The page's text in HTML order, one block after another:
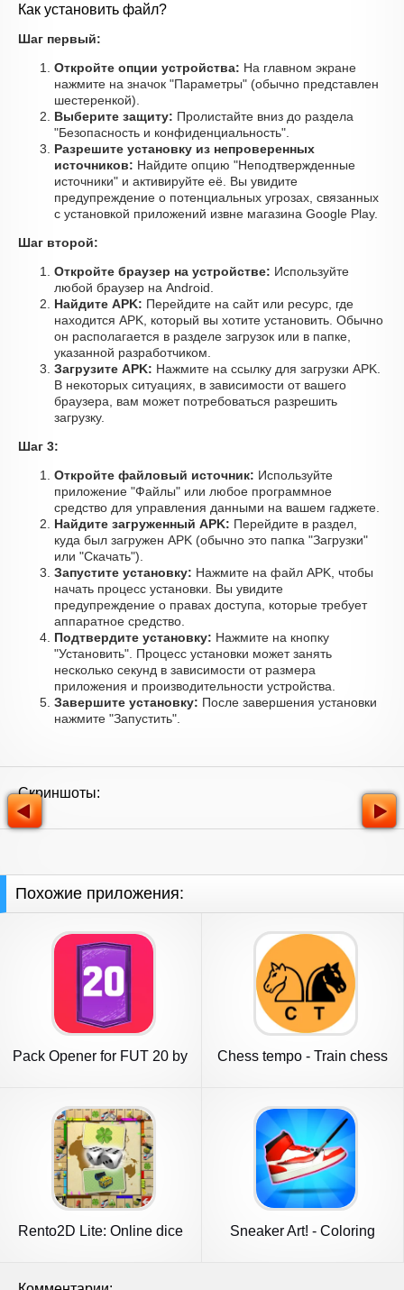
Как установить файл?
Шаг первый:
Откройте опции устройства: На главном экране
нажмите на значок "Параметры" (обычно представлен
шестеренкой).
Выберите защиту: Пролистайте вниз до раздела
"Безопасность и конфиденциальность".
Разрешите установку из непроверенных
источников: Найдите опцию "Неподтвержденные
источники" и активируйте её. Вы увидите
предупреждение о потенциальных угрозах, связанных
с установкой приложений извне магазина Google Play.
Шаг второй:
Откройте браузер на устройстве: Используйте
любой браузер на Android.
Найдите APK: Перейдите на сайт или ресурс, где
находится APK, который вы хотите установить. Обычно
он располагается в разделе загрузок или в папке,
указанной разработчиком.
Загрузите APK: Нажмите на ссылку для загрузки APK.
В некоторых ситуациях, в зависимости от вашего
браузера, вам может потребоваться разрешить
загрузку.
Шаг 3:
Откройте файловый источник: Используйте
приложение "Файлы" или любое программное
средство для управления данными на вашем гаджете.
Найдите загруженный APK: Перейдите в раздел,
куда был загружен APK (обычно это папка "Загрузки"
или "Скачать").
Запустите установку: Нажмите на файл APK, чтобы
начать процесс установки. Вы увидите
предупреждение о правах доступа, которые требует
аппаратное средство.
Подтвердите установку: Нажмите на кнопку
"Установить". Процесс установки может занять
несколько секунд в зависимости от размера
приложения и производительности устройства.
Завершите установку: После завершения установки
нажмите "Запустить".
Скриншоты:
Похожие приложения:
Pack Opener for FUT 20 by
Chess tempo - Train chess
Rento2D Lite: Online dice
Sneaker Art! - Coloring